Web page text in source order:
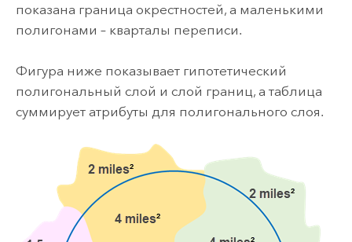
показана граница окрестностей, а маленькими
полигонами – кварталы переписи.
Фигура ниже показывает гипотетический
полигональный слой и слой границ, а таблица
суммирует атрибуты для полигонального слоя.